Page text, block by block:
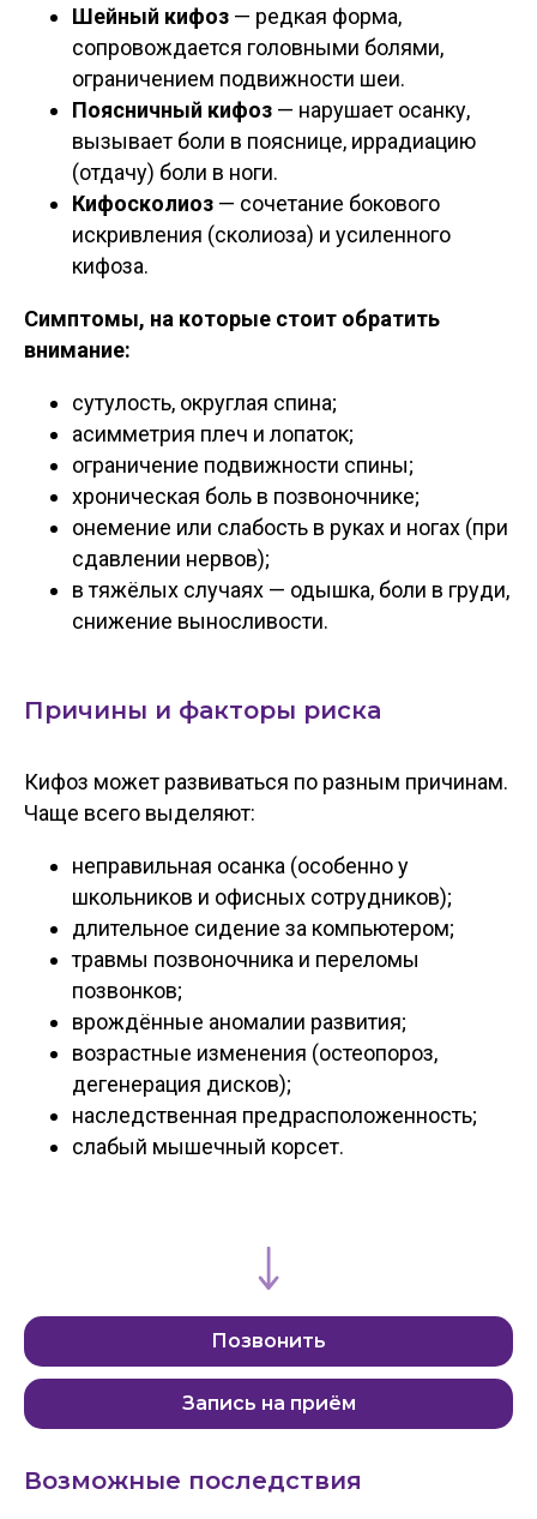
Шейный кифоз — редкая форма,
сопровождается головными болями,
ограничением подвижности шеи.
Поясничный кифоз — нарушает осанку,
вызывает боли в пояснице, иррадиацию
(отдачу) боли в ноги.
Кифосколиоз — сочетание бокового
искривления (сколиоза) и усиленного
кифоза.
Симптомы, на которые стоит обратить
внимание:
сутулость, округлая спина;
асимметрия плеч и лопаток;
ограничение подвижности спины;
хроническая боль в позвоночнике;
онемение или слабость в руках и ногах (при
сдавлении нервов);
в тяжёлых случаях — одышка, боли в груди,
снижение выносливости.
Причины и факторы риска
Кифоз может развиваться по разным причинам.
Чаще всего выделяют:
неправильная осанка (особенно у
школьников и офисных сотрудников);
длительное сидение за компьютером;
травмы позвоночника и переломы
позвонков;
врождённые аномалии развития;
возрастные изменения (остеопороз,
дегенерация дисков);
наследственная предрасположенность;
слабый мышечный корсет.
Позвонить
Запись на приём
Возможные последствия